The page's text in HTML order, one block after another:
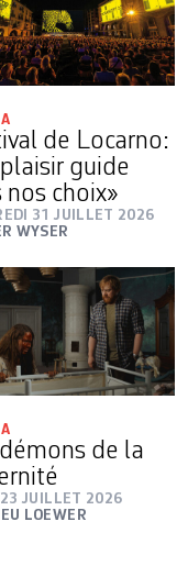
de Locarno:
guide
nos choix»
31 JUILLET 2026
WYSER
de la
23 JUILLET 2026
LOEWER